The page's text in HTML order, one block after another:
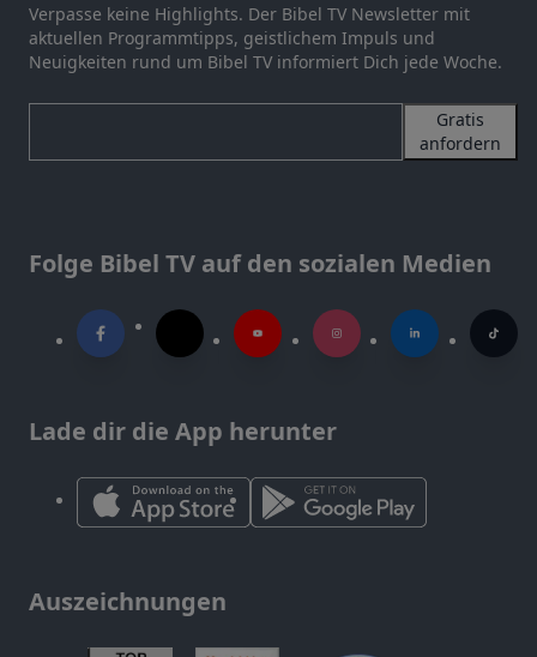
Verpasse keine Highlights. Der Bibel TV Newsletter mit
aktuellen Programmtipps, geistlichem Impuls und
Neuigkeiten rund um Bibel TV informiert Dich jede Woche.
Gratis
anfordern
Folge Bibel TV auf den sozialen Medien
Lade dir die App herunter
Auszeichnungen